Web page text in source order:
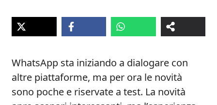
WhatsApp sta iniziando a dialogare con
altre piattaforme, ma per ora le novità
sono poche e riservate a test. La novità